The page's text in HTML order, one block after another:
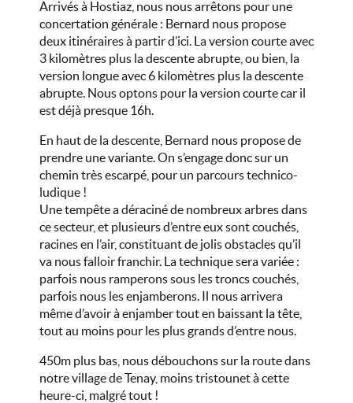
Arrivés à Hostiaz, nous nous arrêtons pour une
concertation générale : Bernard nous propose
deux itinéraires à partir d’ici. La version courte avec
3 kilomètres plus la descente abrupte, ou bien, la
version longue avec 6 kilomètres plus la descente
abrupte. Nous optons pour la version courte car il
est déjà presque 16h.
En haut de la descente, Bernard nous propose de
prendre une variante. On s’engage donc sur un
chemin très escarpé, pour un parcours technico-
ludique !
Une tempête a déraciné de nombreux arbres dans
ce secteur, et plusieurs d’entre eux sont couchés,
racines en l’air, constituant de jolis obstacles qu’il
va nous falloir franchir. La technique sera variée :
parfois nous ramperons sous les troncs couchés,
parfois nous les enjamberons. Il nous arrivera
même d’avoir à enjamber tout en baissant la tête,
tout au moins pour les plus grands d’entre nous.
450m plus bas, nous débouchons sur la route dans
notre village de Tenay, moins tristounet à cette
heure-ci, malgré tout !